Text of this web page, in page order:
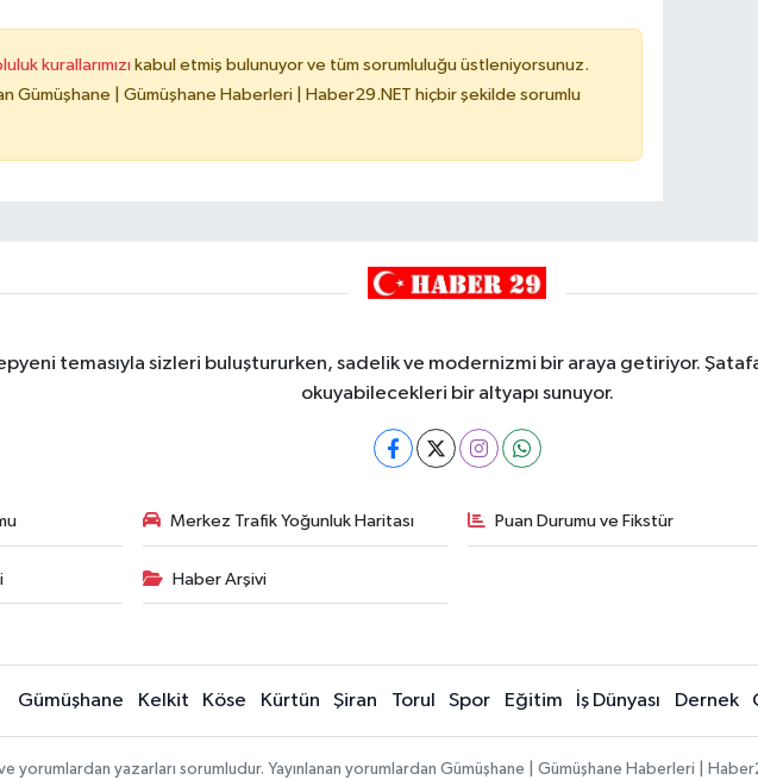
kurallarımızı kabul etmiş bulunuyor ve tüm sorumluluğu üstleniyorsunuz.
Gümüşhane | Gümüşhane Haberleri | Haber29.NET hiçbir şekilde sorumlu
temasıyla sizleri buluştururken, sadelik ve modernizmi bir araya getiriyor.
okuyabilecekleri bir altyapı sunuyor.
Merkez Trafik Yoğunluk Haritası Puan Durumu ve Fikstür
Haber Arşivi
Gümüşhane Kelkit Köse Kürtün Şiran Torul Spor Eğitim İş Dünyası Dernek
yorumlardan yazarları sorumludur. Yayınlanan yorumlardan Gümüşhane | Gümüşhane Haberleri |